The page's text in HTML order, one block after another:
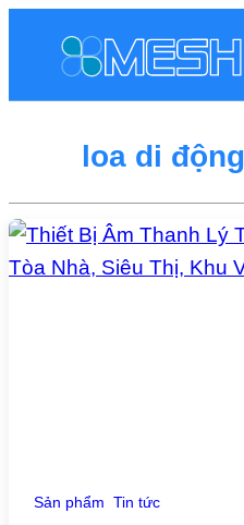
loa di
Sản phẩm Tin tức